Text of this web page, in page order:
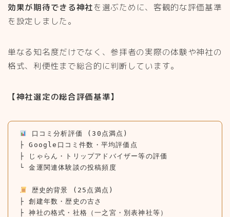
効果が期待できる神社を選ぶために、客観的な評価基準
を設定しました。
単なる知名度だけでなく、参拝者の実際の体験や神社の
格式、利便性まで総合的に判断しています。
【神社選定の総合評価基準】
口コミ分析評価 (30点満点)
├ Google口コミ件数・平均評価点
├ じゃらん・トリップアドバイザー等の評価
└ 金運関連体験談の投稿頻度
歴史的背景 (25点満点)
├ 創建年数・歴史の古さ
├ 神社の格式・社格（一之宮・別表神社等）